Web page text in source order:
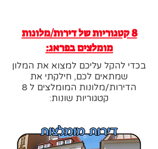
8 קטגוריות של דירות/מלונות
מומלצים בפראג:
בכדי להקל עליכם למצוא את המלון
שמתאים לכם, חילקתי את
הדירות/מלונות המומלצים ל 8
קטגוריות שונות: